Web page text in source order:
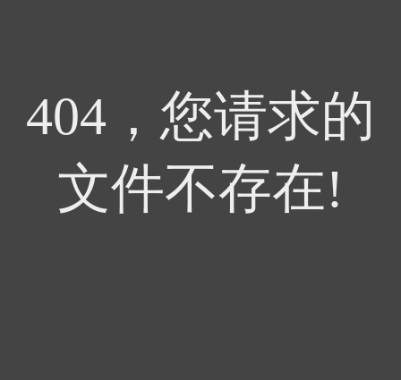
404，您请求的
文件不存在!